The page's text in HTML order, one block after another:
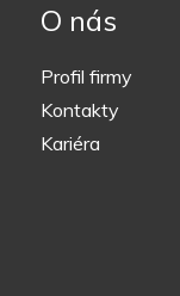
O nás
Profil firmy
Kontakty
Kariéra